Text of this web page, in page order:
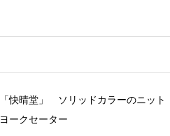
「快晴堂」 ソリッドカラーのニット
ヨークセーター